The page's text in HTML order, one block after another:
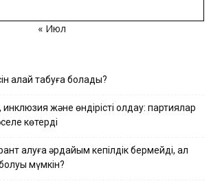
« Июл
қалай табуға болады?
және өндірісті қолдау: партиялар
көтерді
алуға әрдайым кепілдік бермейді, ал
мүмкін?